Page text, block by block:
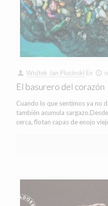
Wojtek Jan Plucinski En
El basurero del corazón
Cuando lo que sentimos ya no
también acumula
cerca, flotan capas de enojo